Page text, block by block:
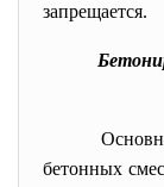
запрещается.
бетонных